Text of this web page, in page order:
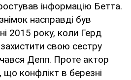
інформацію Бетта.
насправді був
2015 року, коли Герд
свою сестру
Депп. Проте актор
що конфлікт в березні